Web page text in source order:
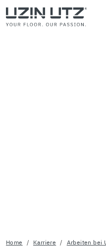
Home Karriere
Arbeiten bei